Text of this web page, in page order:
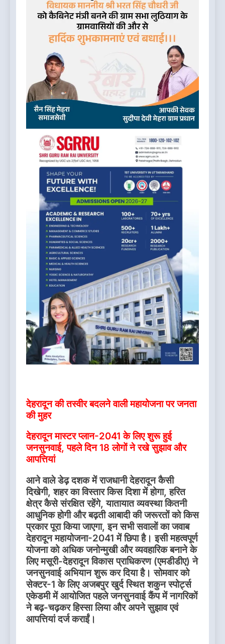
देहरादून की तस्वीर बदलने वाली महायोजना पर जनता
की मुहर
देहरादून मास्टर प्लान-2041 के लिए शुरू हुई
जनसुनवाई, पहले दिन 18 लोगों ने रखे सुझाव और
आपत्तियां
आने वाले डेढ़ दशक में राजधानी देहरादून कैसी
दिखेगी, शहर का विस्तार किस दिशा में होगा, हरित
क्षेत्र कैसे संरक्षित रहेंगे, यातायात व्यवस्था कितनी
आधुनिक होगी और बढ़ती आबादी की जरूरतों को किस
प्रकार पूरा किया जाएगा, इन सभी सवालों का जवाब
देहरादून महायोजना-2041 में छिपा है। इसी महत्वपूर्ण
योजना को अधिक जनोन्मुखी और व्यवहारिक बनाने के
लिए मसूरी-देहरादून विकास प्राधिकरण (एमडीडीए) ने
जनसुनवाई अभियान शुरू कर दिया है। सोमवार को
सेक्टर-1 के लिए अजबपुर खुर्द स्थित शकुन स्पोर्ट्स
एकेडमी में आयोजित पहले जनसुनवाई कैंप में नागरिकों
ने बढ़-चढ़कर हिस्सा लिया और अपने सुझाव एवं
आपत्तियां दर्ज कराईं।